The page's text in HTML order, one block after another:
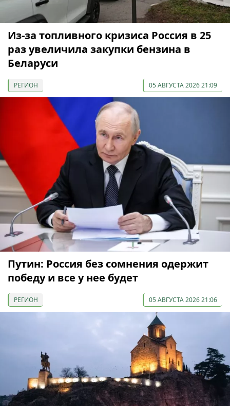
Из-за топливного кризиса Россия в 25
раз увеличила закупки бензина в
Беларуси
РЕГИОН 05 АВГУСТА 2026 21:09
Путин: Россия без сомнения одержит
победу и все у нее будет
РЕГИОН 05 АВГУСТА 2026 21:06